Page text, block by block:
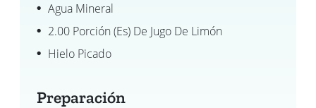
Agua Mineral
2.00 Porción (es) De Jugo De Limón
Hielo Picado
Preparación